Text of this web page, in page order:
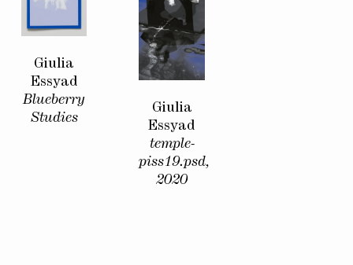
Giulia
Essyad
Blueberry
Studies
Giulia
Essyad
temple-
piss19.psd,
2020